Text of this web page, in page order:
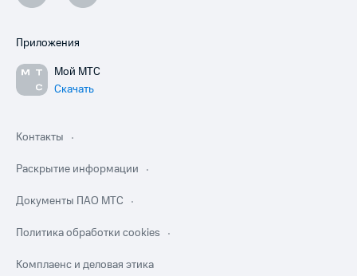
Приложения
Мой МТС
Скачать
Контакты
Раскрытие информации
Документы ПАО МТС
Политика обработки cookies
Комплаенс и деловая этика